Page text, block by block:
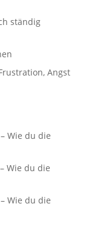
ständig
Angst
Wie du die
Wie du die
Wie du die